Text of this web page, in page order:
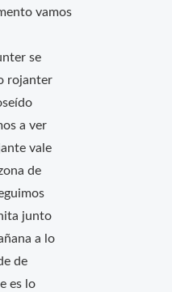
vamos
se
rojanter
a ver
vale
de
junto
a lo
de
es lo